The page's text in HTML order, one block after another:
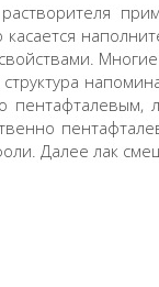
касается
пентафталевым,
Далее лак